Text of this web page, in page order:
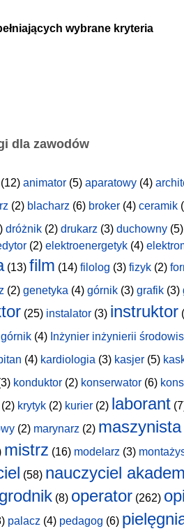
wybrane kryteria
dla zawodów
(12) animator (5) aparatowy (4)
(2) blacharz (6) broker (4) ceramik
dróżnik (2) drukarz (3) duchowny (5)
(2) elektroenergetyk (4)
(13) film (14) filolog (3) fizyk (2)
(2) genetyka (4) górnik (3) grafik (3)
(25) instalator (3) instruktor
(4) Inżynier inżynierii
(4) kardiologia (3) kasjer (5)
konduktor (2) konserwator (6)
(2) krytyk (2) kurier (2) laborant
(2) marynarz (2) maszynista
mistrz (16) modelarz (3)
(58) nauczyciel
(8) operator (262)
palacz (4) pedagog (6)